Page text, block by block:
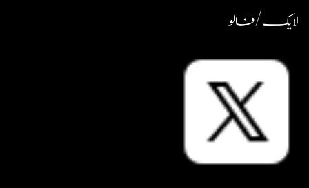
لایک / فالو